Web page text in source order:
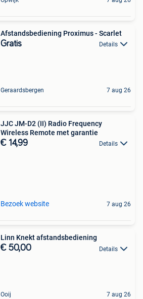
Afstandsbediening Proximus - Scarlet
Gratis Details
Geraardsbergen 7 aug 26
JJC JM-D2 (II) Radio Frequency
Wireless Remote met garantie
€ 14,99 Details
Bezoek website 7 aug 26
Linn Knekt afstandsbediening
€ 50,00 Details
Ooij 7 aug 26